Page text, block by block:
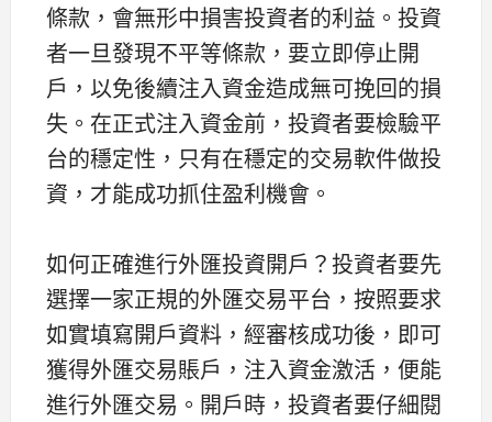
條款，會無形中損害投資者的利益。投資
者一旦發現不平等條款，要立即停止開
戶，以免後續注入資金造成無可挽回的損
失。在正式注入資金前，投資者要檢驗平
台的穩定性，只有在穩定的交易軟件做投
資，才能成功抓住盈利機會。
如何正確進行外匯投資開戶？投資者要先
選擇一家正規的外匯交易平台，按照要求
如實填寫開戶資料，經審核成功後，即可
獲得外匯交易賬戶，注入資金激活，便能
進行外匯交易。開戶時，投資者要仔細閱